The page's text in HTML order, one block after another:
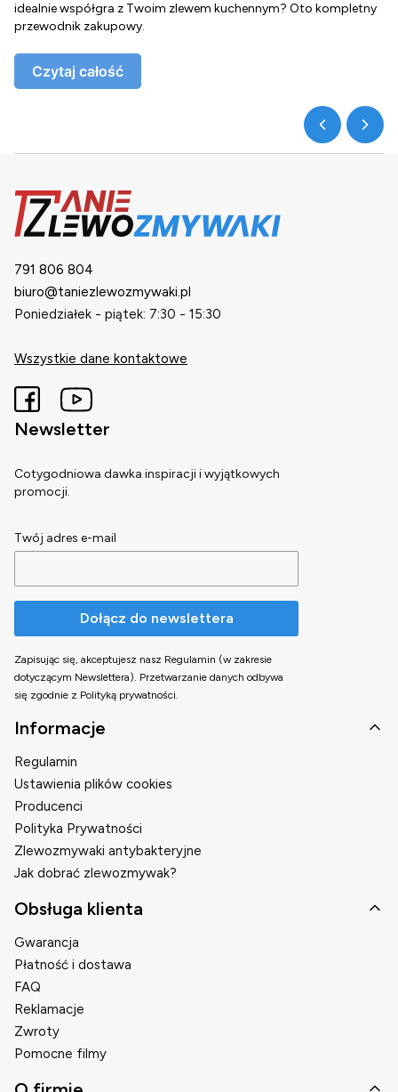
idealnie współgra z Twoim zlewem kuchennym? Oto kompletny
przewodnik zakupowy.
Czytaj całość
791 806 804
biuro@taniezlewozmywaki.pl
Poniedziałek - piątek: 7:30 - 15:30
Wszystkie dane kontaktowe
Newsletter
Cotygodniowa dawka inspiracji i wyjątkowych
promocji.
Twój adres e-mail
Dołącz do newslettera
Zapisując się, akceptujesz nasz Regulamin (w zakresie
dotyczącym Newslettera). Przetwarzanie danych odbywa
się zgodnie z Polityką prywatności.
Linki w stopce
Informacje
Regulamin
Ustawienia plików cookies
Producenci
Polityka Prywatności
Zlewozmywaki antybakteryjne
Jak dobrać zlewozmywak?
Obsługa klienta
Gwarancja
Płatność i dostawa
FAQ
Reklamacje
Zwroty
Pomocne filmy